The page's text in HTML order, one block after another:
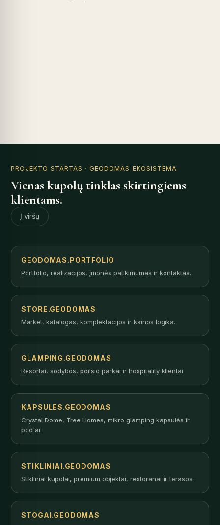
PROJEKTO STARTAS · GEODOMAS EKOSISTEMA
Vienas kupolų tinklas skirtingiems
klientams.
Į viršų
GEODOMAS.PORTFOLIO
Portfolio, realizacijos, įmonės patikimumas ir kontaktas.
STORE.GEODOMAS
Market, katalogas, komplektacijos ir kainos logika.
GLAMPING.GEODOMAS
Resortai, sodybos, poilsio parkai ir hospitality klientai.
KAPSULES.GEODOMAS
Crystal Dome, Tree Homes, mikro glamping kapsulės ir
pod'ai.
STIKLINIAI.GEODOMAS
Stikliniai kupolai, premium objektai, restoranai ir terasos.
STOGAI.GEODOMAS